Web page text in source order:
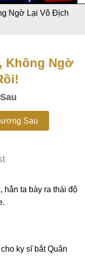
Ngờ Lại Vô Địch
Không Ngờ
Sau
hắn ta bày ra thái độ
ky sĩ bắt Quân